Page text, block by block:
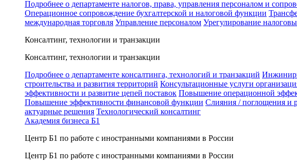
Подробнее о департаменте налогов, права, управления персоналом и
Операционное сопровождение бухгалтерской и налоговой функции
международная торговля Управление персоналом Урегулирование
Консалтинг, технологии и транзакции
Консалтинг, технологии и транзакции
Подробнее о департаменте консалтинга, технологий и транзакций
строительства и развития территорий Консультационные услуги
эффективности и развитие цепей поставок Повышение операционной
Повышение эффективности финансовой функции Слияния / поглощения и
актуарные решения Технологический консалтинг
Академия бизнеса Б1
Центр Б1 по работе с иностранными компаниями в России
Центр Б1 по работе с иностранными компаниями в России